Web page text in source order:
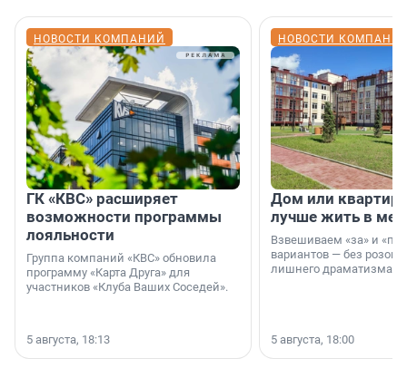
НОВОСТИ КОМПАНИЙ
ГК «КВС» расширяет
возможности программы
лояльности
Группа компаний «КВС» обновила
программу «Карта Друга» для
участников «Клуба Ваших Соседей».
5 августа, 18:13
НОВОСТИ
Дом или
лучше жить в
Взвешиваем «за» и
вариантов — без
лишнего драматизма.
5 августа, 18:00